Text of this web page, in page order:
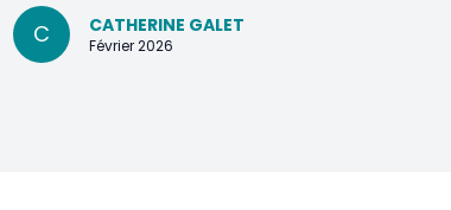
C CATHERINE GALET
Février 2026